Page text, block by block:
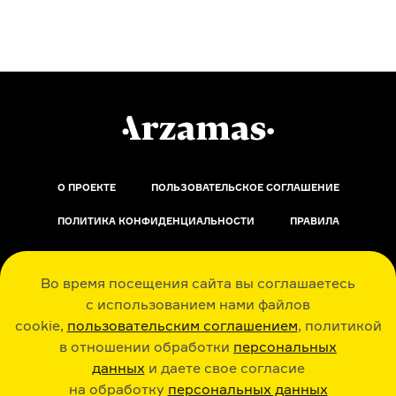
Во время посещения сайта вы соглашаетесь
с использованием нами файлов
cookie, пользовательским соглашением, политикой
в отношении обработки персональных
данных и даете свое согласие
на обработку персональных данных
О ПРОЕКТЕ ПОЛЬЗОВАТЕЛЬСКОЕ СОГЛАШЕНИЕ
ПОЛИТИКА КОНФИДЕНЦИАЛЬНОСТИ ПРАВИЛА
ОБРАТНАЯ СВЯЗЬ
РАДИО ARZAMAS ГУСЬГУСЬ